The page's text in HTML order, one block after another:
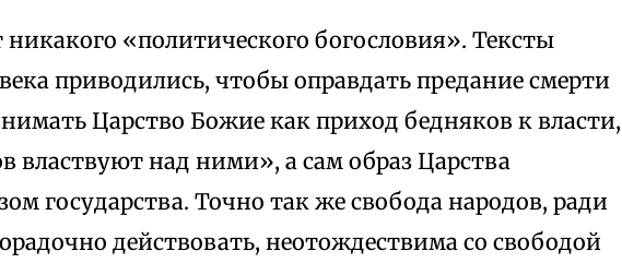
никакого «политического богословия». Тексты
приводились, чтобы оправдать предание смерти
Царство Божие как приход бедняков к власти,
властвуют над ними», а сам образ Царства
государства. Точно так же свобода народов, ради
действовать, неотождествима со свободой